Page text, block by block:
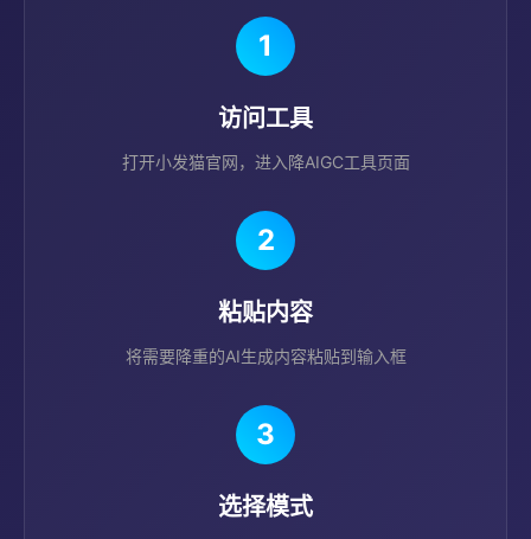
1
访问工具
打开小发猫官网，进入降AIGC工具页面
2
粘贴内容
将需要降重的AI生成内容粘贴到输入框
3
选择模式